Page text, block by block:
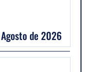
de 2026